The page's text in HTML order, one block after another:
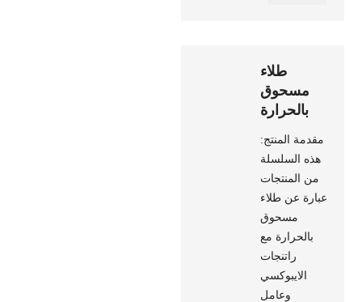
طلاء
مسحوق
بالحرارة
مقدمة المنتج:
هذه السلسلة
من المنتجات
عبارة عن طلاء
مسحوق
بالحرارة مع
راتنجات
الايبوكسي
وعامل